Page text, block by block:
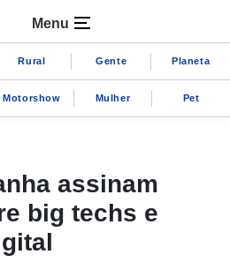
Menu
Rural Gente Planeta
Motorshow Mulher Pet
assinam
big techs e